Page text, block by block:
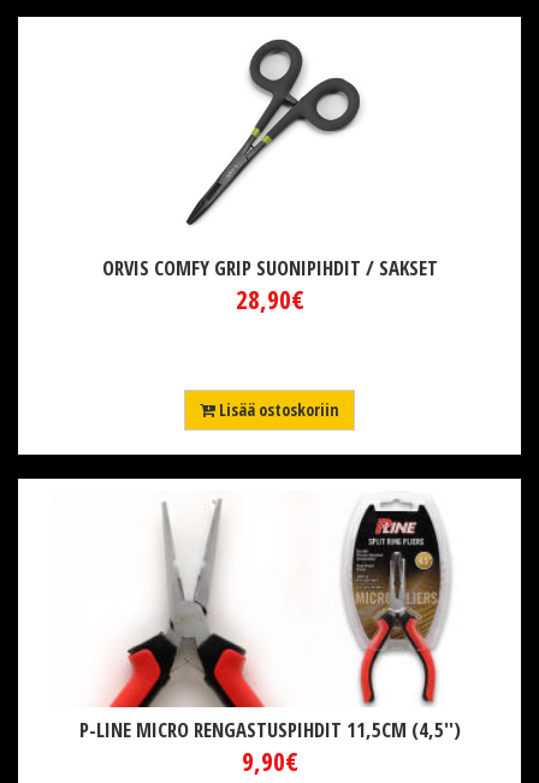
ORVIS COMFY GRIP SUONIPIHDIT / SAKSET
28,90€
Lisää ostoskoriin
P-LINE MICRO RENGASTUSPIHDIT 11,5CM (4,5'')
9,90€